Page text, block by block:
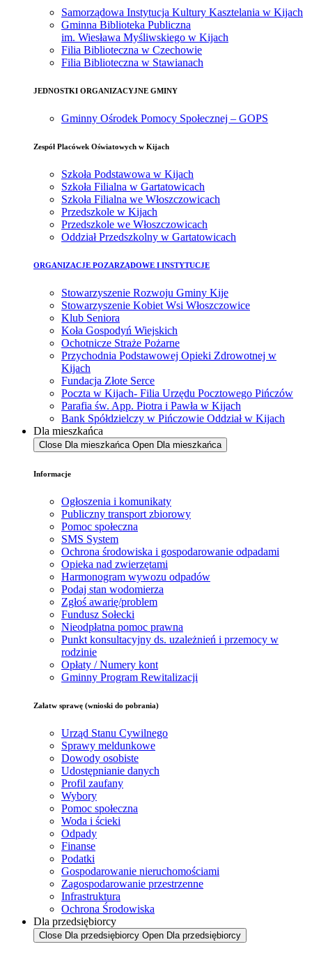
Samorządowa Instytucja Kultury Kasztelania w Kijach
Gminna Biblioteka Publiczna
im. Wiesława Myśliwskiego w Kijach
Filia Biblioteczna w Czechowie
Filia Biblioteczna w Stawianach
JEDNOSTKI ORGANIZACYJNE GMINY
Gminny Ośrodek Pomocy Społecznej – GOPS
Zespół Placówek Oświatowych w Kijach
Szkoła Podstawowa w Kijach
Szkoła Filialna w Gartatowicach
Szkoła Filialna we Włoszczowicach
Przedszkole w Kijach
Przedszkole we Włoszczowicach
Oddział Przedszkolny w Gartatowicach
ORGANIZACJE POZARZĄDOWE I INSTYTUCJE
Stowarzyszenie Rozwoju Gminy Kije
Stowarzyszenie Kobiet Wsi Włoszczowice
Klub Seniora
Koła Gospodyń Wiejskich
Ochotnicze Straże Pożarne
Przychodnia Podstawowej Opieki Zdrowotnej w
Kijach
Fundacja Złote Serce
Poczta w Kijach- Filia Urzędu Pocztowego Pińczów
Parafia św. App. Piotra i Pawła w Kijach
Bank Spółdzielczy w Pińczowie Oddział w Kijach
Dla mieszkańca
Close Dla mieszkańca Open Dla mieszkańca
Informacje
Ogłoszenia i komunikaty
Publiczny transport zbiorowy
Pomoc społeczna
SMS System
Ochrona środowiska i gospodarowanie odpadami
Opieka nad zwierzętami
Harmonogram wywozu odpadów
Podaj stan wodomierza
Zgłoś awarię/problem
Fundusz Sołecki
Nieodpłatna pomoc prawna
Punkt konsultacyjny ds. uzależnień i przemocy w
rodzinie
Opłaty / Numery kont
Gminny Program Rewitalizacji
Załatw sprawę (wnioski do pobrania)
Urząd Stanu Cywilnego
Sprawy meldunkowe
Dowody osobiste
Udostępnianie danych
Profil zaufany
Wybory
Pomoc społeczna
Woda i ścieki
Odpady
Finanse
Podatki
Gospodarowanie nieruchomościami
Zagospodarowanie przestrzenne
Infrastruktura
Ochrona Środowiska
Dla przedsiębiorcy
Close Dla przedsiębiorcy Open Dla przedsiębiorcy